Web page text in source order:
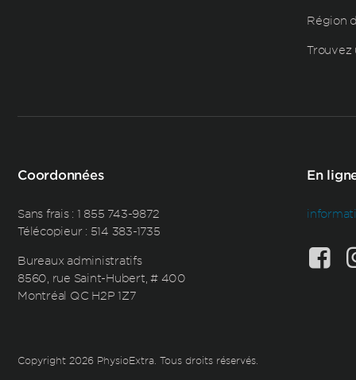
Région
Trouvez
Coordonnées
Sans frais : 1 855 743-9872
Télécopieur : 514 383-1735
Bureaux administratifs
8560, rue Saint-Hubert, # 400
Montréal QC H2P 1Z7
En
Copyright 2026 PhysioExtra. Tous droits réservés.